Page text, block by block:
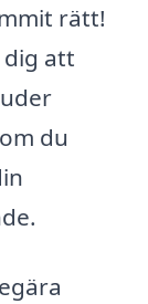
rätt!
att
du